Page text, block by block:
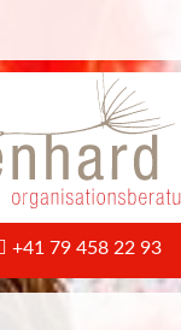
+41 79 458 22 93